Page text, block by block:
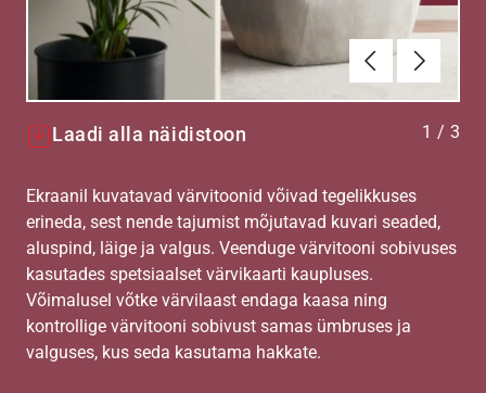
Eelmine
Laadi alla näidistoon 1 / 3
Ekraanil kuvatavad värvitoonid võivad tegelikkuses
erineda, sest nende tajumist mõjutavad kuvari seaded,
aluspind, läige ja valgus. Veenduge värvitooni sobivuses
kasutades spetsiaalset värvikaarti kaupluses.
Võimalusel võtke värvilaast endaga kaasa ning
kontrollige värvitooni sobivust samas ümbruses ja
valguses, kus seda kasutama hakkate.